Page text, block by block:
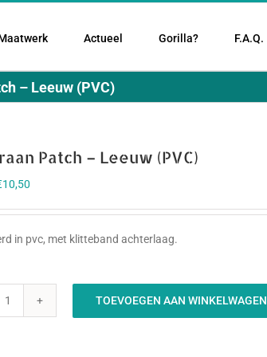
Actueel Gorilla? F.A.Q.
– Leeuw (PVC)
Patch – Leeuw (PVC)
€12,00.
10,50
is:
€10,50.
in pvc, met klitteband achterlaag.
Veteraan
TOEVOEGEN AAN WINKELWAGEN